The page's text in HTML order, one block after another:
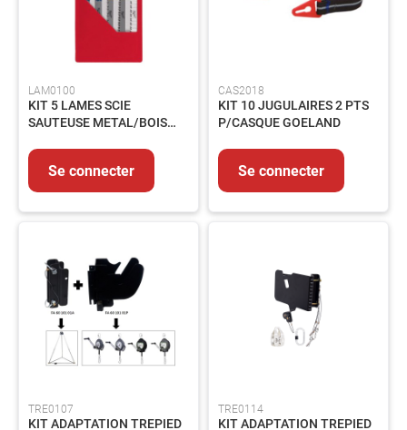
LAM0100
KIT 5 LAMES SCIE
SAUTEUSE METAL/BOIS
Se connecter
CAS2018
KIT 10 JUGULAIRES 2 PTS
P/CASQUE GOELAND
Se connecter
TRE0107
KIT ADAPTATION TREPIED
TRE0114
KIT ADAPTATION TREPIED